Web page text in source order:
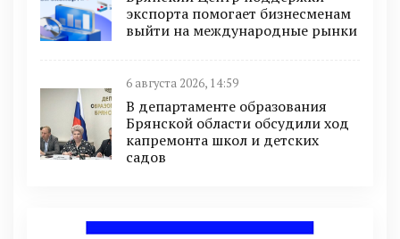
экспорта помогает бизнесменам
выйти на международные рынки
6 августа 2026, 14:59
В департаменте образования
Брянской области обсудили ход
капремонта школ и детских
садов